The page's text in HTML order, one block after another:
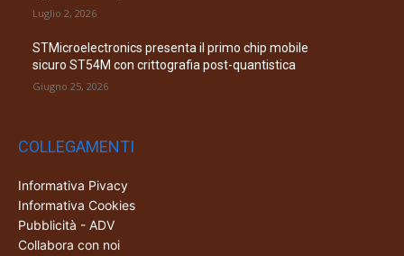
Luglio 2, 2026
STMicroelectronics presenta il primo chip mobile
sicuro ST54M con crittografia post-quantistica
Giugno 25, 2026
COLLEGAMENTI
Informativa Pivacy
Informativa Cookies
Pubblicità - ADV
Collabora con noi